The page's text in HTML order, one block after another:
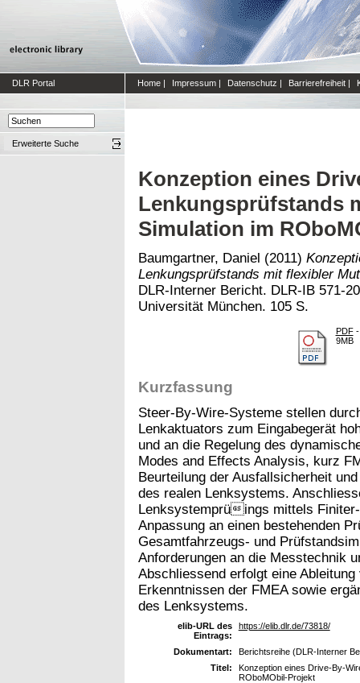
DLR Portal Home | Impressum | Datenschutz | Barrierefreiheit |
Erweiterte Suche
Konzeption eines
Lenkungsprüfstands
Simulation im
Baumgartner, Daniel (2011)
Lenkungsprüfstands mit flexibler
DLR-Interner Bericht. DLR-IB 571-
Universität München. 105 S.
PDF-
9MB
Kurzfassung
Steer-By-Wire-Systeme stellen
Lenkaktuators zum Eingabegerät
und an die Regelung des
Modes and Effects Analysis, kurz
Beurteilung der Ausfallsicherheit
des realen Lenksystems.
Lenksystemprüings mittels
Anpassung an einen bestehenden
Gesamtfahrzeugs- und
Anforderungen an die Messtechnik
Abschliessend erfolgt eine
Erkenntnissen der FMEA sowie
des Lenksystems.
elib-URL des
Eintrags:
https://elib.dlr.de/73818/
Dokumentart:
Berichtsreihe (DLR-Interner
Titel:
Konzeption eines Drive-By-
ROboMObil-Projekt